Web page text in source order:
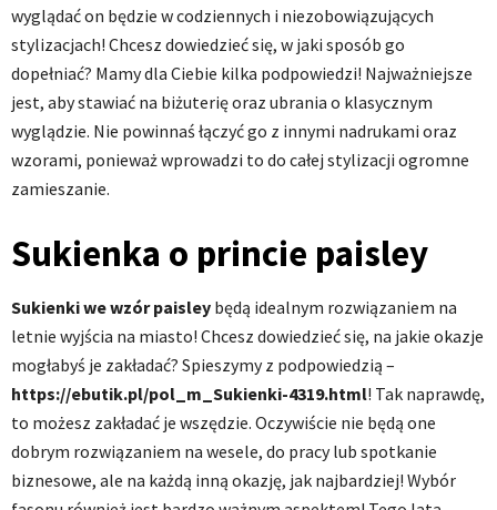
wyglądać on będzie w codziennych i niezobowiązujących
stylizacjach! Chcesz dowiedzieć się, w jaki sposób go
dopełniać? Mamy dla Ciebie kilka podpowiedzi! Najważniejsze
jest, aby stawiać na biżuterię oraz ubrania o klasycznym
wyglądzie. Nie powinnaś łączyć go z innymi nadrukami oraz
wzorami, ponieważ wprowadzi to do całej stylizacji ogromne
zamieszanie.
Sukienka o princie paisley
Sukienki we wzór paisley będą idealnym rozwiązaniem na
letnie wyjścia na miasto! Chcesz dowiedzieć się, na jakie okazje
mogłabyś je zakładać? Spieszymy z podpowiedzią –
https://ebutik.pl/pol_m_Sukienki-4319.html! Tak naprawdę,
to możesz zakładać je wszędzie. Oczywiście nie będą one
dobrym rozwiązaniem na wesele, do pracy lub spotkanie
biznesowe, ale na każdą inną okazję, jak najbardziej! Wybór